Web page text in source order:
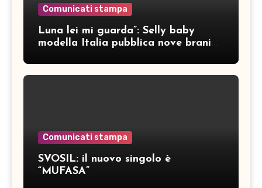
Comunicati stampa
Luna lei mi guarda”: Selly baby
modella Italia pubblica nove brani
Comunicati stampa
SVOSIL: il nuovo singolo è
“MUFASA”